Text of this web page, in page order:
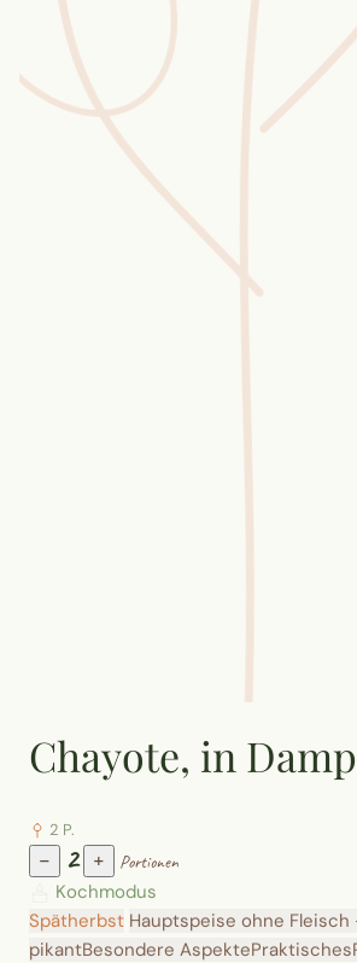
Selber machen
Glossar
Chayote, in
2 P.
− 2 + Portionen
Kochmodus
Spätherbst Hauptspeise ohne Fleisch
pikantBesondere AspektePraktisches